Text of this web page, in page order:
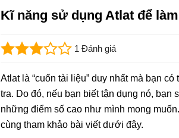
Kĩ năng sử dụng Atlat để
1 Đánh giá
Atlat là “cuốn tài liệu” duy nhất mà bạn
tra. Do đó, nếu bạn biết tận dụng nó,
những điểm số cao như mình mong
cùng tham khảo bài viết dưới đây.